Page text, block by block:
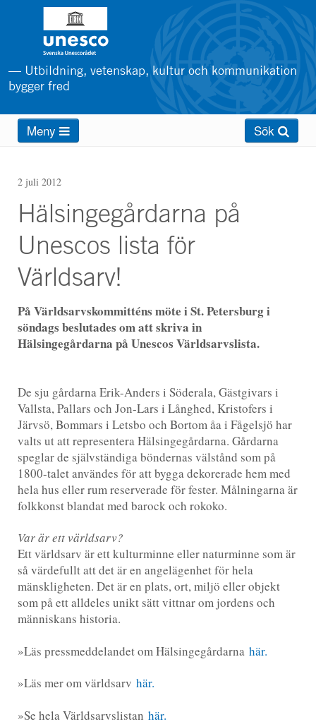
huvudinnehåll
— Utbildning, vetenskap, kultur och kommunikation
bygger fred
Main
menuMeny Sök
2 juli 2012
Hälsingegårdarna på
Unescos lista för
Världsarv!
På Världsarvskommitténs möte i St. Petersburg i
söndags beslutades om att skriva in
Hälsingegårdarna på Unescos Världsarvslista.
De sju gårdarna Erik-Anders i Söderala, Gästgivars i
Vallsta, Pallars och Jon-Lars i Långhed, Kristofers i
Järvsö, Bommars i Letsbo och Bortom åa i Fågelsjö har
valts ut att representera Hälsingegårdarna. Gårdarna
speglar de självständiga böndernas välstånd som på
1800-talet användes för att bygga dekorerade hem med
hela hus eller rum reserverade för fester. Målningarna är
folkkonst blandat med barock och rokoko.
Var är ett världsarv?
Ett världsarv är ett kulturminne eller naturminne som är
så värdefullt att det är en angelägenhet för hela
mänskligheten. Det är en plats, ort, miljö eller objekt
som på ett alldeles unikt sätt vittnar om jordens och
människans historia.
»Läs pressmeddelandet om Hälsingegårdarna här.
»Läs mer om världsarv här.
»Se hela Världsarvslistan här.